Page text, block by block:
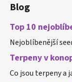
Blog
Top 10
Nejoblíbenější
Terpeny v
Co jsou terpeny a